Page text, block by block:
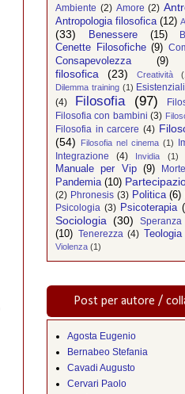
Ambiente (2) Amore (2)
Antropologia filosofica (12)
(33)
Benessere (15)
Cenette Filosofiche (9)
Consapevolezza (9)
filosofica
(23) Creatività
Dilemma training (1)
(4)
Filosofia (97)
Filosofia con bambini (3)
Filosofia in carcere (4)
(54)
Filosofia nel cinema (1)
Integrazione
(4) Invidia (1)
Manuale per Vip (9) Morte
Pandemia (10)
(2) Phronesis (3) Politica (6)
Psicologia (3) Psicoterapia
Sociologia (30) Speranza
(10) Tenerezza (4) Teologia
Violenza (1)
Post per autore /
Agosta Eugenio
Bernabeo Stefania
Cavadi Augusto
Cervari Paolo